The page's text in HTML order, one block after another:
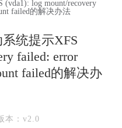
log mount/recovery
failed的解决办法
统提示XFS
failed: error
failed的解决办
本：v2.0